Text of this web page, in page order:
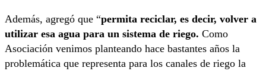
Además, agregó que “permita reciclar, es decir, volver a
utilizar esa agua para un sistema de riego. Como
Asociación venimos planteando hace bastantes años la
problemática que representa para los canales de riego la